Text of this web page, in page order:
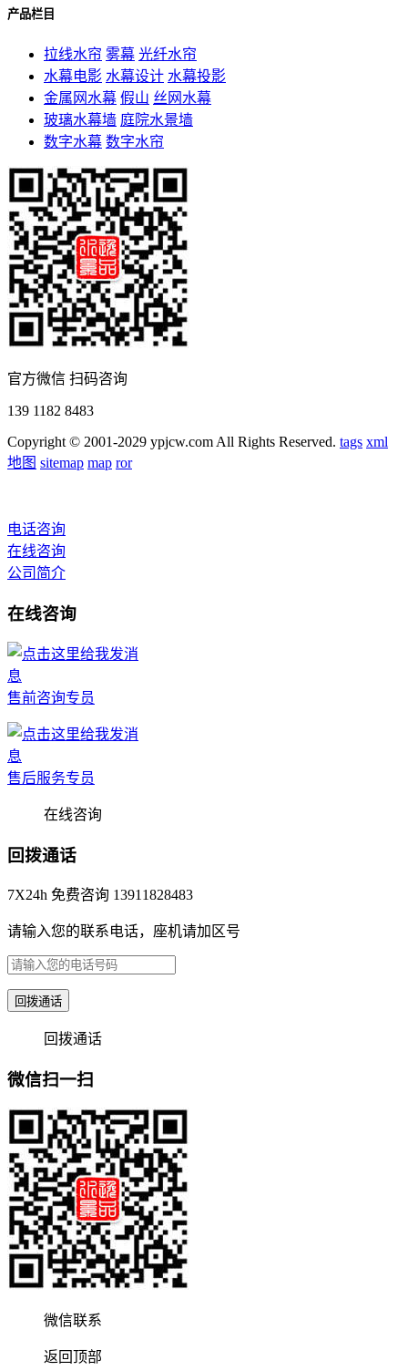
产品栏目
拉线水帘 雾幕 光纤水帘
水幕电影 水幕设计 水幕投影
金属网水幕 假山 丝网水幕
玻璃水幕墙 庭院水景墙
数字水幕 数字水帘
官方微信 扫码咨询
139 1182 8483
Copyright © 2001-2029 ypjcw.com All Rights Reserved. tags xml
地图 sitemap map ror
电话咨询
在线咨询
公司简介
在线咨询
售前咨询专员
售后服务专员
在线咨询
回拨通话
7X24h 免费咨询 13911828483
请输入您的联系电话，座机请加区号
回拨通话
回拨通话
微信扫一扫
微信联系
返回顶部